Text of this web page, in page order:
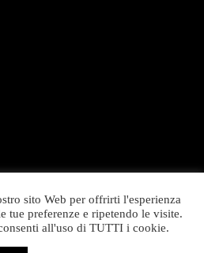
All rights reserved.
sito Web per offrirti l'esperienza
tue preferenze e ripetendo le visite.
all'uso di TUTTI i cookie.